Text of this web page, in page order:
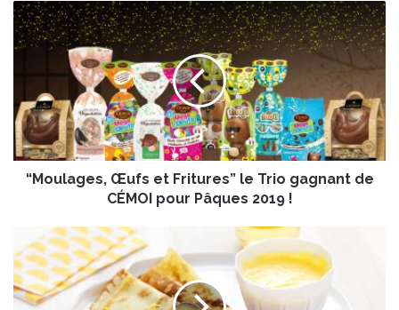
“
M
o
a
g
e
s
s
e
t
“Moulages, Œufs et Fritures” le Trio gagnant de
CÉMOI pour Pâques 2019 !
r
ê
p